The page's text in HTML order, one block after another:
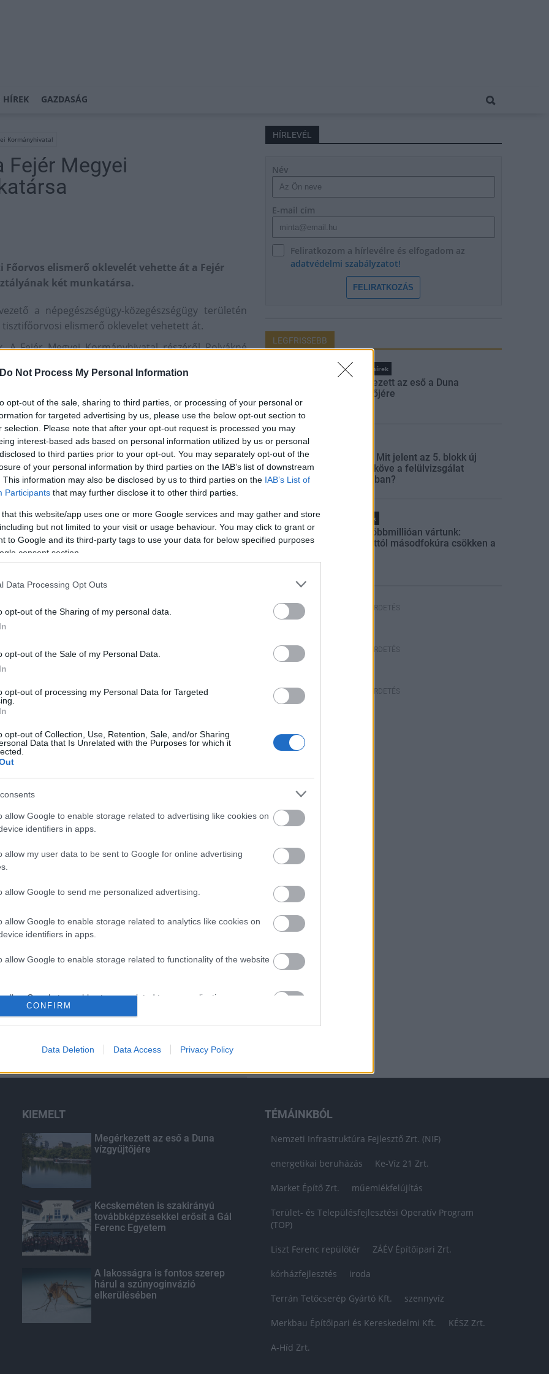
Do Not Process My Personal Information
opt-out of the sale, sharing to third parties, or processing of your personal or
for targeted advertising by us, please use the below opt-out section to
selection. Please note that after your opt-out request is processed you may
interest-based ads based on personal information utilized by us or personal
to third parties prior to your opt-out. You may separately opt-out of the
of your personal information by third parties on the IAB’s list of downstream
This information may also be disclosed by us to third parties on the IAB’s List of
Participants that may further disclose it to other third parties.
that this website/app uses one or more Google services and may gather and store
but not limited to your visit or usage behaviour. You may click to grant or
to Google and its third-party tags to use your data for below specified purposes
consent section.
Data Processing Opt Outs
opt-out of the Sharing of my personal data.
opt-out of the Sale of my Personal Data.
opt-out of processing my Personal Data for Targeted
opt-out of Collection, Use, Retention, Sale, and/or Sharing
Data that Is Unrelated with the Purposes for which it
allow Google to enable storage related to advertising like cookies on
identifiers in apps.
allow my user data to be sent to Google for online advertising
allow Google to send me personalized advertising.
allow Google to enable storage related to analytics like cookies on
identifiers in apps.
allow Google to enable storage related to functionality of the website
allow Google to enable storage related to personalization.
allow Google to enable storage related to security, including
CONFIRM
Data Deletion Data Access Privacy Policy
HÍREK GAZDASÁG
Kormányhivatal
Fejér Megyei
Főorvos elismerő oklevelét vehette át a Fejér
két munkatársa.
a népegészségügy-közegészségügy területén
elismerő oklevelet vehetett át.
Fejér Megyei Kormányhivatal részéről Polyákné
közszolgálati munkájáért, példamutató
közjóért hosszú éveken át végzett tevékenysége
„Köz szolgálatáért” díszoklevelet adományozta.
Fejér Megyei Kormányhivatal
Új gyalogosátkelők és jelzőlámpás
csomópont épül Angyalföldön
Másfélszeresére bővítik
Hódmezővásárhely jó hírű
- Sokszoros
a Fehérvárhoz
korszerű légtechnika az
intézményekben?
HÍRLEVÉL
Név
E-mail cím
Feliratkozom a hírlevélre és elfogadom az
adatvédelmi szabályzatot!
FELIRATKOZÁS
LEGFRISSEBB
Országos hírek
Megérkezett az eső a Duna
vízgyűjtőjére
Paks II.: Mit jelent az 5. blokk új
mérföldköve a felülvizsgálat
árnyékában?
Helyi hírek
Amire többmillióan vártunk:
szombattól másodfokúra csökken a
HIRDETÉS
HIRDETÉS
HIRDETÉS
KIEMELT
Megérkezett az eső a Duna
vízgyűjtőjére
Kecskeméten is szakirányú
továbbképzésekkel erősít a Gál
Ferenc Egyetem
A lakosságra is fontos szerep
hárul a szúnyoginvázió
elkerülésében
TÉMÁINKBÓL
Nemzeti Infrastruktúra Fejlesztő Zrt. (NIF)
energetikai beruházás Ke-Víz 21 Zrt.
Market Építő Zrt. műemlékfelújítás
Terület- és Településfejlesztési Operatív Program
(TOP)
Liszt Ferenc repülőtér ZÁÉV Építőipari Zrt.
kórházfejlesztés iroda
Terrán Tetőcserép Gyártó Kft. szennyvíz
Merkbau Építőipari és Kereskedelmi Kft. KÉSZ Zrt.
A-Híd Zrt.